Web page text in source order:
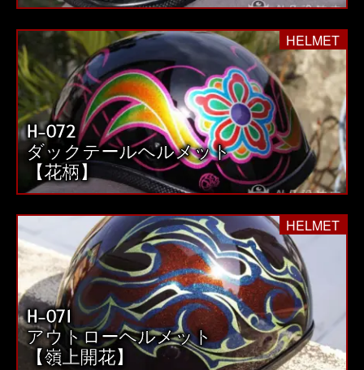
HELMET
H-072
ダックテールヘルメット
【花柄】
HELMET
H-071
アウトローヘルメット
【嶺上開花】